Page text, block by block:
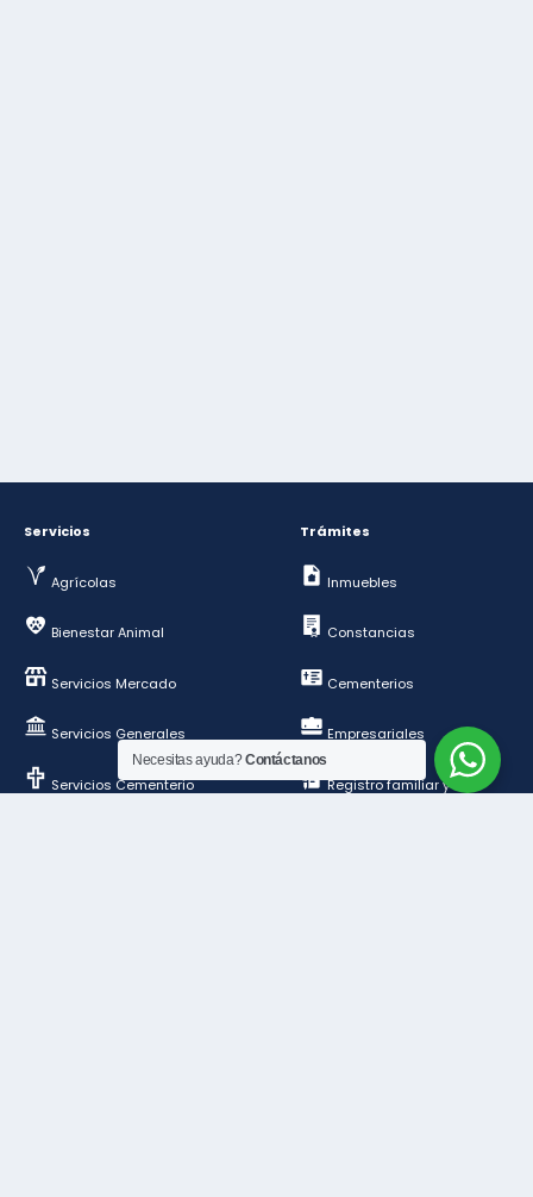
Servicios
Agrícolas
Bienestar Animal
Servicios Mercado
Servicios Generales
Servicios Cementerio
Trámites
Inmuebles
Constancias
Cementerios
Empresariales
Registro familiar y de
Necesitas ayuda?Contáctanos